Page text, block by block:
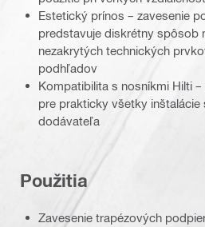
Estetický prínos – zavesenie
predstavuje diskrétny spôsob
nezakrytých technických
podhľadov
Kompatibilita s nosníkmi Hilti
pre prakticky všetky inštalácie
dodávateľa
Použitia
Zavesenie trapézových